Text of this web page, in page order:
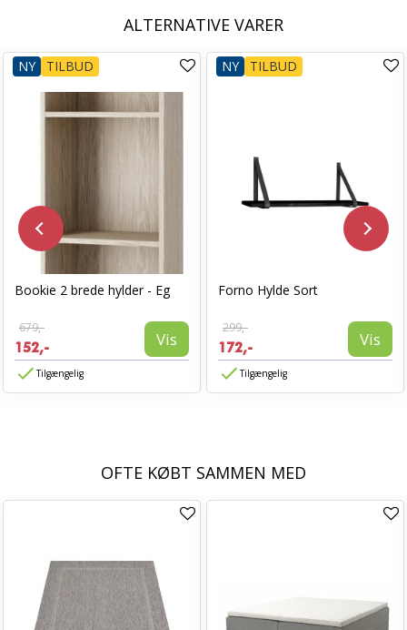
ALTERNATIVE VARER
NY TILBUD
Bookie 2 brede hylder - Eg
679,-
152,- Vis
Tilgængelig
NY TILBUD
Forno Hylde Sort
299,-
172,- Vis
Tilgængelig
OFTE KØBT SAMMEN MED